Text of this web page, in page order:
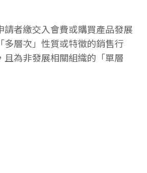
者繳交入會費或購買產品發展
層次」性質或特徵的銷售行
為非發展相關組織的「單層